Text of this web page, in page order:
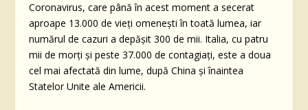
Coronavirus, care până în acest moment a secerat
aproape 13.000 de vieți omenești în toată lumea, iar
numărul de cazuri a depășit 300 de mii. Italia, cu patru
mii de morți și peste 37.000 de contagiați, este a doua
cel mai afectată din lume, după China și înaintea
Statelor Unite ale Americii.